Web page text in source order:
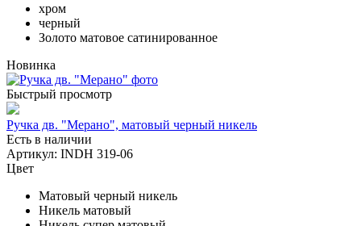
хром
черный
Золото матовое сатинированное
Новинка
Быстрый просмотр
Ручка дв. "Мерано", матовый черный никель
Есть в наличии
Артикул: INDH 319-06
Цвет
Матовый черный никель
Никель матовый